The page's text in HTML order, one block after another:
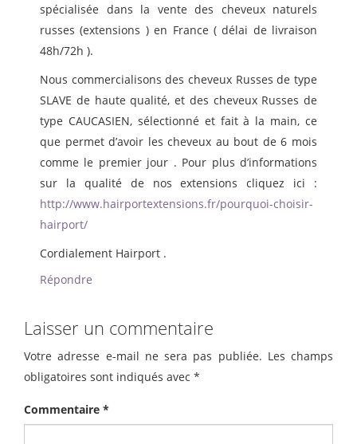
spécialisée dans la vente des cheveux naturels
russes (extensions ) en France ( délai de livraison
48h/72h ).
Nous commercialisons des cheveux Russes de type
SLAVE de haute qualité, et des cheveux Russes de
type CAUCASIEN, sélectionné et fait à la main, ce
que permet d’avoir les cheveux au bout de 6 mois
comme le premier jour . Pour plus d’informations
sur la qualité de nos extensions cliquez ici :
http://www.hairportextensions.fr/pourquoi-choisir-
hairport/
Cordialement Hairport .
Répondre
Laisser un commentaire
Votre adresse e-mail ne sera pas publiée. Les champs
obligatoires sont indiqués avec *
Commentaire *